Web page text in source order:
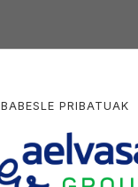
BABESLE PRIBATUAK